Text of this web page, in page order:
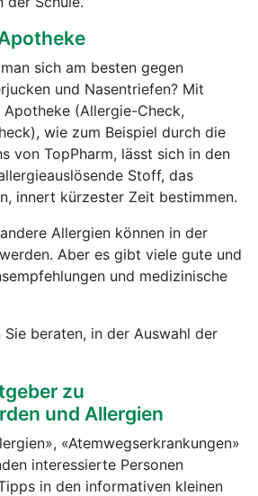
sich am besten gegen
und Nasentriefen? Mit
(Allergie-Check,
wie zum Beispiel durch die
von TopPharm, lässt sich in den
Stoff, das
innert kürzester Zeit bestimmen.
Allergien können in der
Aber es gibt viele gute und
und medizinische
beraten, in der Auswahl der
zu
und Allergien
«Atemwegserkrankungen»
interessierte Personen
in den informativen kleinen